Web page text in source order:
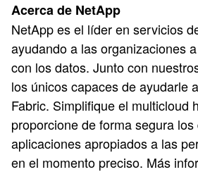
Acerca de NetApp
NetApp es el líder en servicios
ayudando a las organizaciones
con los datos. Junto con
los únicos capaces de ayudarle
Fabric. Simplifique el multicloud
proporcione de forma segura
aplicaciones apropiados a las
en el momento preciso. Más